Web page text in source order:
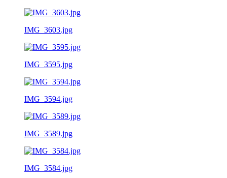
IMG_3603.jpg
IMG_3595.jpg
IMG_3594.jpg
IMG_3589.jpg
IMG_3584.jpg